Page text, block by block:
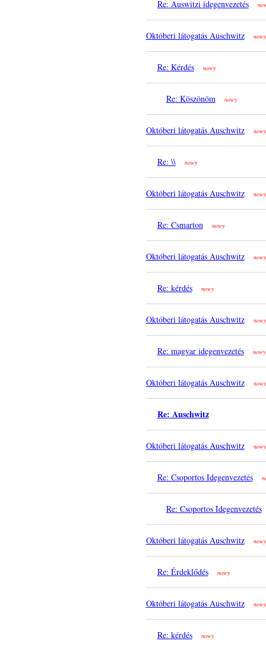
Re: Auswitzi idegenvezetés
Októberi látogatás Auschwitz nowy
Re: Kérdés nowy
Re: Köszönöm nowy
Októberi látogatás Auschwitz nowy
Re: \\ nowy
Októberi látogatás Auschwitz nowy
Re: Csmarton nowy
Októberi látogatás Auschwitz nowy
Re: kérdés nowy
Októberi látogatás Auschwitz nowy
Re: magyar idegenvezetés nowy
Októberi látogatás Auschwitz nowy
Re: Auschwitz
Októberi látogatás Auschwitz nowy
Re: Csoportos Idegenvezetés
Re: Csoportos Idegenvezetés
Októberi látogatás Auschwitz nowy
Re: Érdeklődés nowy
Októberi látogatás Auschwitz nowy
Re: kérdés nowy